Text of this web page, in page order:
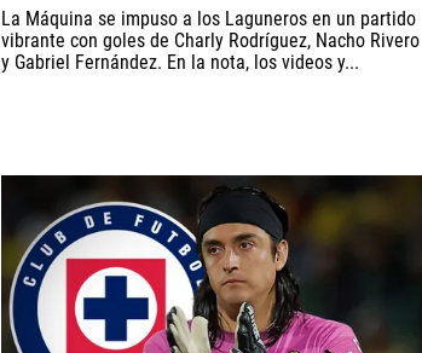
La Máquina se impuso a los Laguneros en un partido
vibrante con goles de Charly Rodríguez, Nacho Rivero
y Gabriel Fernández. En la nota, los videos y...